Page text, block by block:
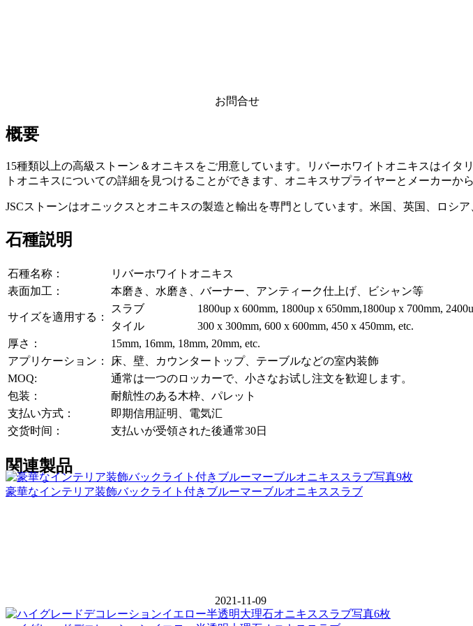
お問合せ
概要
15種類以上の高級ストーン＆オニキスをご用意しています。リバーホワイトオニキスはイ
トオニキスについての詳細を見つけることができます、オニキスサプライヤーとメーカーか
JSCストーンはオニックスとオニキスの製造と輸出を専門としています。米国、英国、ロシ
石種説明
石種名称：
リバーホワイトオニキス
表面加工：
本磨き、水磨き、バーナー、アンティーク仕上げ、ビシャン等
サイズを適用する：
スラブ
1800up x 600mm, 1800up x 650mm,1800up x 700mm,
タイル
300 x 300mm, 600 x 600mm, 450 x 450mm, etc.
厚さ：
15mm, 16mm, 18mm, 20mm, etc.
アプリケーション：
床、壁、カウンタートップ、テーブルなどの室内装飾
MOQ:
通常は一つのロッカーで、小さなお试し注文を歓迎します。
包装：
耐航性のある木枠、パレット
支払い方式：
即期信用証明、電気汇
交货时间：
支払いが受領された後通常30日
関連製品
写真9枚
豪華なインテリア装飾バックライト付きブルーマーブルオニキススラブ
2021-11-09
写真6枚